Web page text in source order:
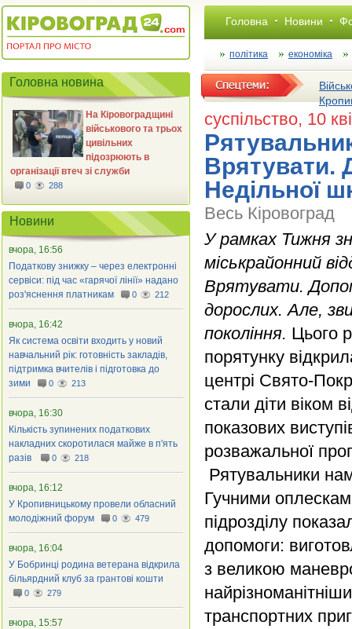
Головна Новини
політика економіка
суспільство, 10
Врятувати.
Недільної
Весь Кіровоград
У рамках Тижня
міськрайонний
Врятувати.
дорослих. Але,
покоління. Цього
порятунку
центрі Свято-
стали діти віком
показових
розважальної
Рятувальники
Гучними
підрозділу
допомоги:
з великою
транспортних
Головна новина
На Кіровоградщині
військового та трьох
цивільних
підозрюють в
організації втеч зі служби
0 288
Новини
вчора, 16:56
Податкову знижку – через електронні
сервіси: під час «гарячої лінії» надано
роз'яснення платникам
0 212
вчора, 16:42
Як система освіти входить у новий
навчальний рік: готовність закладів,
підтримка вчителів і підготовка до
зими
0 213
вчора, 16:30
Кількість зупинених податкових
накладних скоротилася майже в п'ять
разів
0 218
вчора, 16:12
У Кропивницькому провели обласний
молодіжний форум
0 479
вчора, 16:04
У Бобринці родина ветерана відкрила
більярдний клуб за грантові кошти
0 279
вчора, 15:57